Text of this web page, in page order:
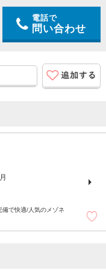
電話で
問い合わせ
で快適/人気のメゾネ